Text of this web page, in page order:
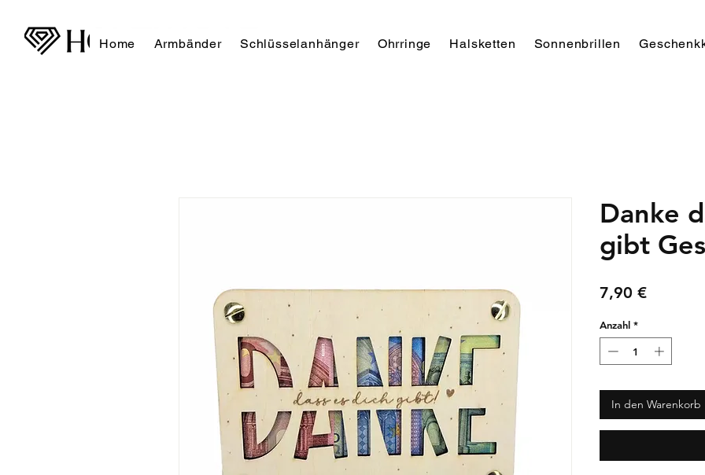
Home Armbänder Schlüsselanhänger Ohrringe Halsketten Sonnenbrillen
Danke
gibt
7,90 €Preis
Anzahl *
In den Warenkorb